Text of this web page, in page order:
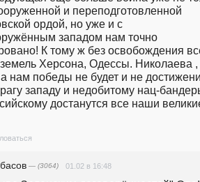
и переподготовленной
ордой, но уже и с
западом нам точно
К тому ж без освобождения
земель Херсона, Одессы. Николаева ,
нам победы не будет и не
западу и недобитому нац-
достанутся все наши
— (3064) 01.02 в 16:48